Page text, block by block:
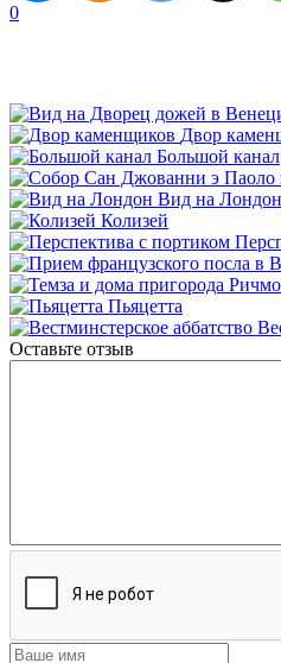
0
Двор
Большой канал
Вид на Лондон
Колизей
Пьяцетта
Оставьте отзыв